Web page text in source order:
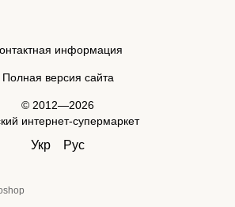
информация
Полная версия сайта
© 2012—2026
интернет-супермаркет
Укр Рус